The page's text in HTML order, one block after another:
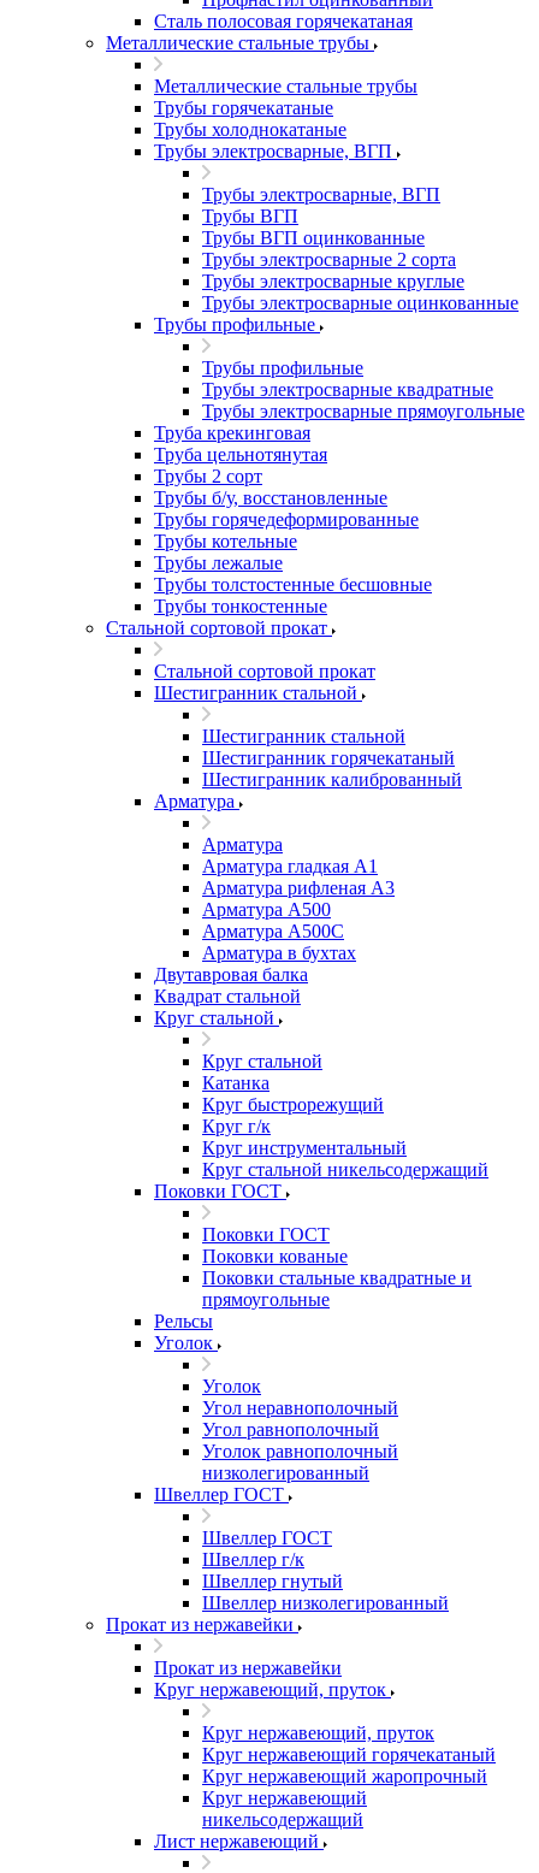
Сталь полосовая горячекатаная
Металлические стальные трубы
Металлические стальные трубы
Трубы горячекатаные
Трубы холоднокатаные
Трубы электросварные, ВГП
Трубы электросварные, ВГП
Трубы ВГП
Трубы ВГП оцинкованные
Трубы электросварные 2 сорта
Трубы электросварные круглые
Трубы электросварные оцинкованные
Трубы профильные
Трубы профильные
Трубы электросварные квадратные
Трубы электросварные прямоугольные
Труба крекинговая
Труба цельнотянутая
Трубы 2 сорт
Трубы б/у, восстановленные
Трубы горячедеформированные
Трубы котельные
Трубы лежалые
Трубы толстостенные бесшовные
Трубы тонкостенные
Стальной сортовой прокат
Стальной сортовой прокат
Шестигранник стальной
Шестигранник стальной
Шестигранник горячекатаный
Шестигранник калиброванный
Арматура
Арматура
Арматура гладкая А1
Арматура рифленая А3
Арматура А500
Арматура А500С
Арматура в бухтах
Двутавровая балка
Квадрат стальной
Круг стальной
Круг стальной
Катанка
Круг быстрорежущий
Круг г/к
Круг инструментальный
Круг стальной никельсодержащий
Поковки ГОСТ
Поковки ГОСТ
Поковки кованые
Поковки стальные квадратные и
прямоугольные
Рельсы
Уголок
Уголок
Угол неравнополочный
Угол равнополочный
Уголок равнополочный
низколегированный
Швеллер ГОСТ
Швеллер ГОСТ
Швеллер г/к
Швеллер гнутый
Швеллер низколегированный
Прокат из нержавейки
Прокат из нержавейки
Круг нержавеющий, пруток
Круг нержавеющий, пруток
Круг нержавеющий горячекатаный
Круг нержавеющий жаропрочный
Круг нержавеющий
никельсодержащий
Лист нержавеющий